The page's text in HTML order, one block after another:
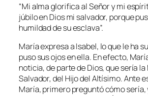
“Mi alma glorifica al Señor y mi
júbilo en Dios mi salvador, porque
humildad de su esclava”.
María expresa a Isabel, lo que le ha
puso sus ojos en ella. En efecto,
noticia, de parte de Dios, que sería la
Salvador, del Hijo del Altísimo. Ante
María, primero preguntó cómo sería,